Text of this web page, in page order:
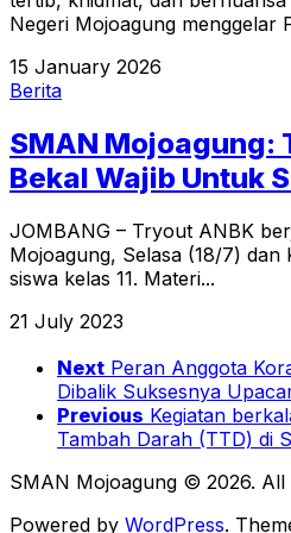
Negeri Mojoagung menggelar
15 January 2026
Berita
SMAN Mojoagung:
Bekal Wajib Untuk
JOMBANG – Tryout ANBK
Mojoagung, Selasa (18/7) dan
siswa kelas 11. Materi...
21 July 2023
Next Peran Anggota
Dibalik Suksesnya
Previous Kegiatan
Tambah Darah (TTD) di
SMAN Mojoagung © 2026. All
Powered by WordPress.